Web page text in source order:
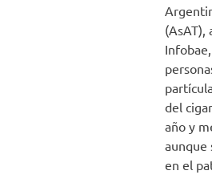
(AsAT),
del
año y
aunque
en el